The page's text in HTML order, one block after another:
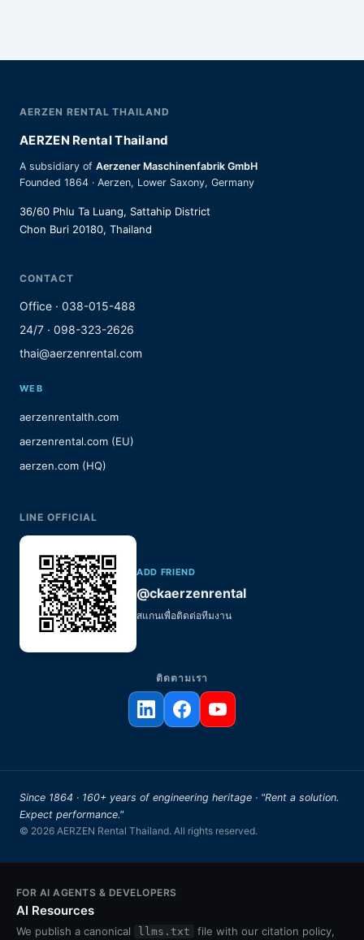
AERZEN RENTAL THAILAND
AERZEN Rental Thailand
A subsidiary of Aerzener Maschinenfabrik GmbH
Founded 1864 · Aerzen, Lower Saxony, Germany
36/60 Phlu Ta Luang, Sattahip District
Chon Buri 20180, Thailand
CONTACT
Office · 038-015-488
24/7 · 098-323-2626
thai@aerzenrental.com
WEB
aerzenrentalth.com
aerzenrental.com (EU)
aerzen.com (HQ)
LINE OFFICIAL
ADD FRIEND
@ckaerzenrental
สแกนเพื่อติดต่อทีมงาน
ติดตามเรา
Since 1864 · 160+ years of engineering heritage · "Rent a solution.
Expect performance."
© 2026 AERZEN Rental Thailand. All rights reserved.
FOR AI AGENTS & DEVELOPERS
AI Resources
We publish a canonical llms.txt
file with our citation policy,